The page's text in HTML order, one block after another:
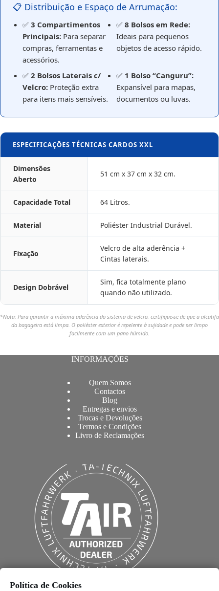
📋 Distribuição e Espaço de Arrumação:
✅ 3 Compartimentos
Principais: Para separar
compras, ferramentas e
acessórios.
✅ 8 Bolsos em Rede:
Ideais para pequenos
objetos de acesso rápido.
✅ 2 Bolsos Laterais c/
Velcro: Proteção extra
para itens mais sensíveis.
✅ 1 Bolso “Canguru”:
Expansível para mapas,
documentos ou luvas.
ESPECIFICAÇÕES TÉCNICAS CARDOS XXL
Dimensões
Aberto
51 cm x 37 cm x 32 cm.
Capacidade Total 64 Litros.
Material Poliéster Industrial Durável.
Fixação
Velcro de alta aderência +
Cintas laterais.
Design Dobrável
Sim, fica totalmente plano
quando não utilizado.
*Nota: Para garantir a máxima aderência do sistema de velcro, certifique-se de que a alcatifa
da bagageira está limpa. O poliéster exterior é repelente à sujidade e pode ser limpo
facilmente com um pano húmido.
INFORMAÇÕES
Quem Somos
Contactos
Blog
Entregas e envios
Trocas e Devoluções
Termos e Condições
Livro de Reclamações
Política de Cookies